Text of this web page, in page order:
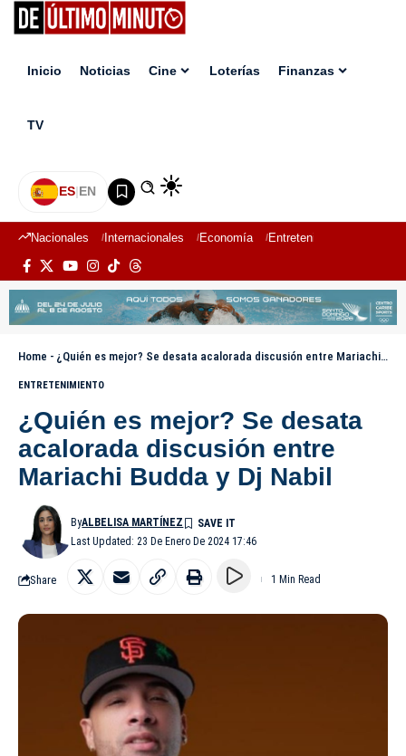
Inicio Noticias Cine Loterías Finanzas
TV
ES|EN
Nacionales Internacionales Economía Entretenimiento
Home - ¿Quién es mejor? Se desata acalorada discusión entre Mariachi Budda y Dj Nabil
ENTRETENIMIENTO
¿Quién es mejor? Se desata
acalorada discusión entre
Mariachi Budda y Dj Nabil
Last Updated: 23 De Enero De 2024 17:46
ByALBELISA MARTÍNEZ
Share 1 Min Read